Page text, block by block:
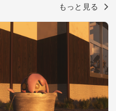
もっと見る